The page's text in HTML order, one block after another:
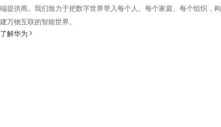
端提供商。我们致力于把数字世界带入每个人、每个家庭、每个组织，构
建万物互联的智能世界。
了解华为